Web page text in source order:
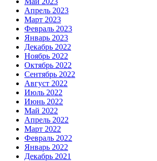
Апрель 2023
Март 2023
Февраль 2023
Январь 2023
Декабрь 2022
Ноябрь 2022
Октябрь 2022
Сентябрь 2022
Август 2022
Июль 2022
Июнь 2022
Май 2022
Апрель 2022
Март 2022
Февраль 2022
Январь 2022
Декабрь 2021